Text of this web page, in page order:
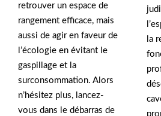
retrouver un espace de
rangement efficace, mais
aussi de agir en faveur de
l’écologie en évitant le
gaspillage et la
surconsommation. Alors
n’hésitez plus, lancez-
vous dans le débarras de
la